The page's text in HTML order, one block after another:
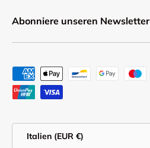
Abonniere unseren Newsletter
Zahlungsmethoden
Italien (EUR €)